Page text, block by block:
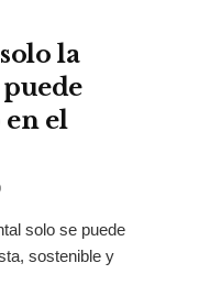
la
el
solo se puede
sostenible y